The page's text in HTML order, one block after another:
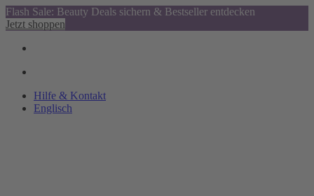
Flash Sale: Beauty Deals sichern & Bestseller entdecken
Jetzt shoppen
Hilfe & Kontakt
Englisch